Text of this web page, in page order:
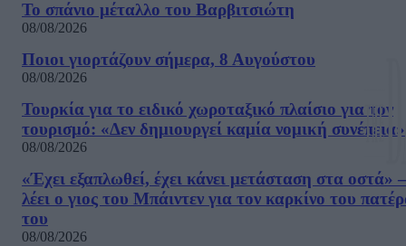
Το σπάνιο μέταλλο του Βαρβιτσιώτη
08/08/2026
Ποιοι γιορτάζουν σήμερα, 8 Αυγούστου
08/08/2026
Τουρκία για το ειδικό χωροταξικό πλαίσιο για τον
τουρισμό: «Δεν δημιουργεί καμία νομική συνέπεια»
08/08/2026
«Έχει εξαπλωθεί, έχει κάνει μετάσταση στα οστά»
λέει ο γιος του Μπάιντεν για τον καρκίνο του
του
08/08/2026